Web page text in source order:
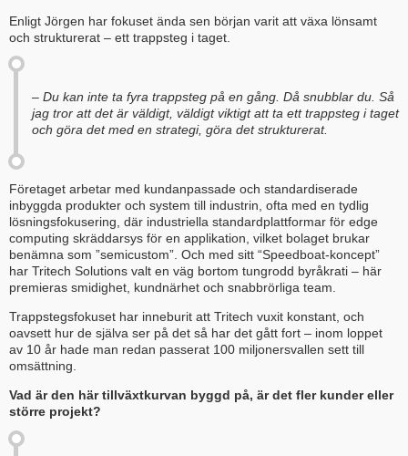
Enligt Jörgen har fokuset ända sen början varit att växa lönsamt
och strukturerat – ett trappsteg i taget.
– Du kan inte ta fyra trappsteg på en gång. Då snubblar du. Så
jag tror att det är väldigt, väldigt viktigt att ta ett trappsteg i taget
och göra det med en strategi, göra det strukturerat.
Företaget arbetar med kundanpassade och standardiserade
inbyggda produkter och system till industrin, ofta med en tydlig
lösningsfokusering, där industriella standardplattformar för edge
computing skräddarsys för en applikation, vilket bolaget brukar
benämna som ”semicustom”. Och med sitt “Speedboat-koncept”
har Tritech Solutions valt en väg bortom tungrodd byråkrati – här
premieras smidighet, kundnärhet och snabbrörliga team.
Trappstegsfokuset har inneburit att Tritech vuxit konstant, och
oavsett hur de själva ser på det så har det gått fort – inom loppet
av 10 år hade man redan passerat 100 miljonersvallen sett till
omsättning.
Vad är den här tillväxtkurvan byggd på, är det fler kunder eller
större projekt?